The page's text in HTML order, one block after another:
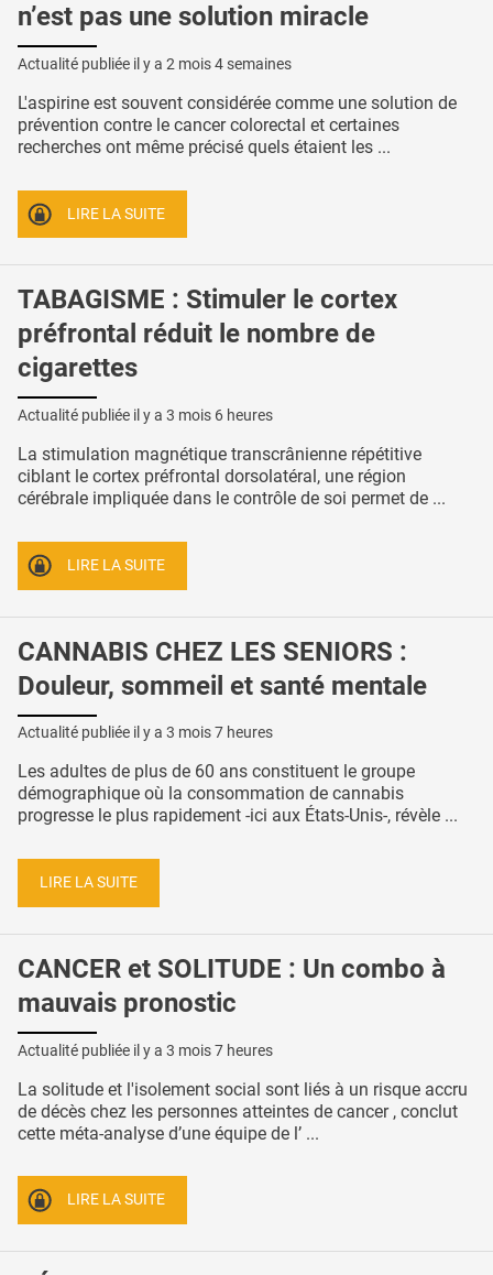
n’est pas une solution miracle
Actualité publiée il y a 2 mois 4 semaines
L'aspirine est souvent considérée comme une solution de
prévention contre le cancer colorectal et certaines
recherches ont même précisé quels étaient les ...
LIRE LA SUITE
TABAGISME : Stimuler le cortex
préfrontal réduit le nombre de
cigarettes
Actualité publiée il y a 3 mois 6 heures
La stimulation magnétique transcrânienne répétitive
ciblant le cortex préfrontal dorsolatéral, une région
cérébrale impliquée dans le contrôle de soi permet de ...
LIRE LA SUITE
CANNABIS CHEZ LES SENIORS :
Douleur, sommeil et santé mentale
Actualité publiée il y a 3 mois 7 heures
Les adultes de plus de 60 ans constituent le groupe
démographique où la consommation de cannabis
progresse le plus rapidement -ici aux États-Unis-, révèle ...
LIRE LA SUITE
CANCER et SOLITUDE : Un combo à
mauvais pronostic
Actualité publiée il y a 3 mois 7 heures
La solitude et l'isolement social sont liés à un risque accru
de décès chez les personnes atteintes de cancer , conclut
cette méta-analyse d’une équipe de l’ ...
LIRE LA SUITE